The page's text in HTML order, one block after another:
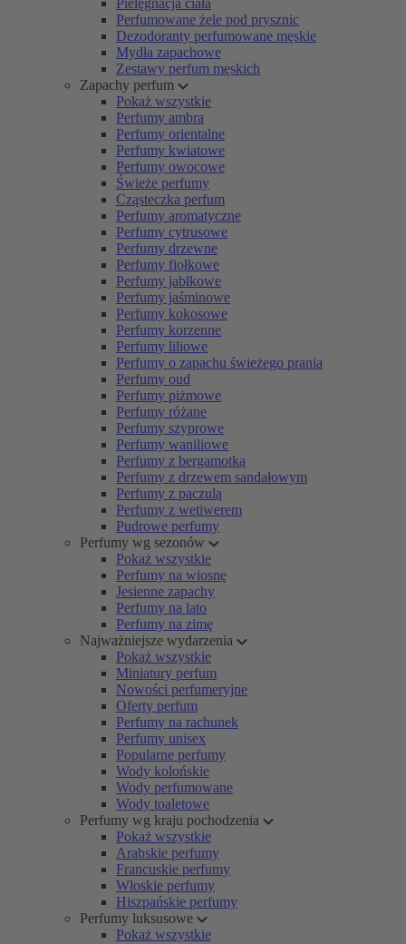
Pielęgnacja ciała
Perfumowane żele pod prysznic
Dezodoranty perfumowane męskie
Mydła zapachowe
Zestawy perfum męskich
Zapachy perfum
Pokaż wszystkie
Perfumy ambra
Perfumy orientalne
Perfumy kwiatowe
Perfumy owocowe
Świeże perfumy
Cząsteczka perfum
Perfumy aromatyczne
Perfumy cytrusowe
Perfumy drzewne
Perfumy fiołkowe
Perfumy jabłkowe
Perfumy jaśminowe
Perfumy kokosowe
Perfumy korzenne
Perfumy liliowe
Perfumy o zapachu świeżego prania
Perfumy oud
Perfumy piżmowe
Perfumy różane
Perfumy szyprowe
Perfumy waniliowe
Perfumy z bergamotką
Perfumy z drzewem sandałowym
Perfumy z paczulą
Perfumy z wetiwerem
Pudrowe perfumy
Perfumy wg sezonów
Pokaż wszystkie
Perfumy na wiosnę
Jesienne zapachy
Perfumy na lato
Perfumy na zimę
Najważniejsze wydarzenia
Pokaż wszystkie
Miniatury perfum
Nowości perfumeryjne
Oferty perfum
Perfumy na rachunek
Perfumy unisex
Popularne perfumy
Wody kolońskie
Wody perfumowane
Wody toaletowe
Perfumy wg kraju pochodzenia
Pokaż wszystkie
Arabskie perfumy
Francuskie perfumy
Włoskie perfumy
Hiszpańskie perfumy
Perfumy luksusowe
Pokaż wszystkie